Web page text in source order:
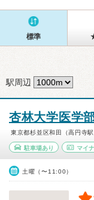
標準
駅周辺
杏林大学医学
東京都杉並区和田（高円寺
駐車場あり マイ
土曜（〜11:00）